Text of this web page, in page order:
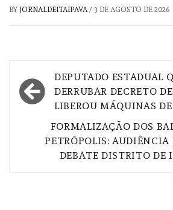
BY JORNALDEITAIPAVA/ 3 DE AGOSTO DE 2026
Navegação
de
DEPUTADO ESTADUAL
DERRUBAR DECRETO
LIBEROU MÁQUINAS
FORMALIZAÇÃO DOS
PETRÓPOLIS: AUDIÊNCIA
DEBATE DISTRITO DE